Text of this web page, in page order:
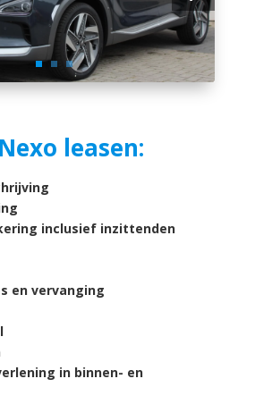
leasen:
inclusief inzittenden
en vervanging
in binnen- en